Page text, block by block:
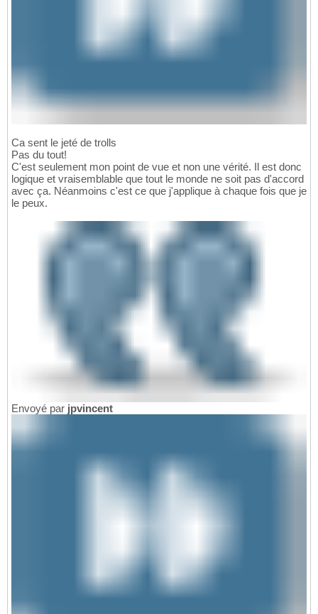
Ca sent le jeté de trolls
Pas du tout!
C'est seulement mon point de vue et non une vérité. Il est donc
logique et vraisemblable que tout le monde ne soit pas d'accord
avec ça. Néanmoins c'est ce que j'applique à chaque fois que je
le peux.
Envoyé par jpvincent